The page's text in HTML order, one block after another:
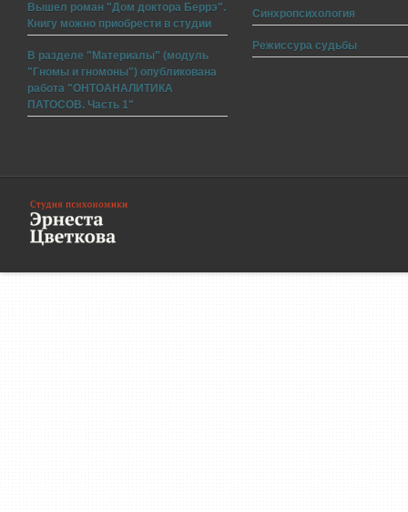
Вышел роман "Дом доктора Беррэ".
Книгу можно приобрести в студии
В разделе "Материалы" (модуль
"Гномы и гномоны") опубликована
работа "ОНТОАНАЛИТИКА
ПАТОСОВ. Часть 1"
Синхропсихология
Режиссура судьбы